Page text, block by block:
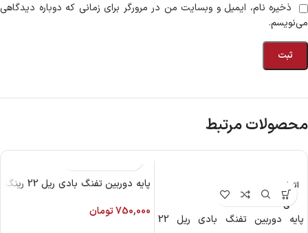
ذخیره نام، ایمیل و وبسایت من در مرورگر برای زمانی که دوباره دیدگاهی
می‌نویسم.
محصولات مرتبط
اتمام م
وجود
ی
پایه دوربین تفنگ بادی ریل 22
پایه دوربین تفنگ بادی ریل 22 رینگ
750,000تومان